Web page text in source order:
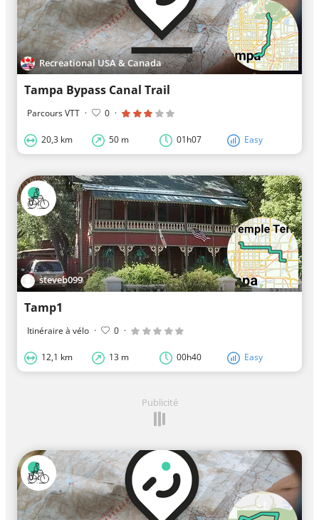
Recreational USA & Canada
Tampa Bypass Canal Trail
Parcours VTT · 0 ·
20,3 km 50 m 01h07 Easy
steveb099
Tamp1
Itinéraire à vélo · 0 ·
12,1 km 13 m 00h40 Easy
Publicité